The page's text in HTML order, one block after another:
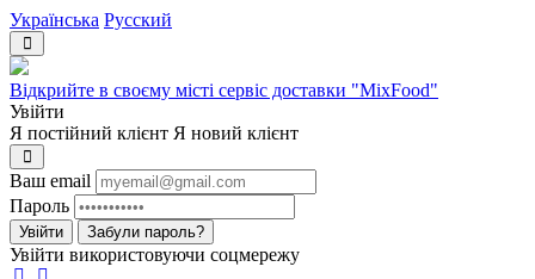
Українська Русский
Відкрийте в своєму місті сервіс доставки "MixFood"
Увійти
Я постійний клієнт Я новий клієнт
Ваш email
Пароль
Увійти Забули пароль?
Увійти використовуючи соцмережу